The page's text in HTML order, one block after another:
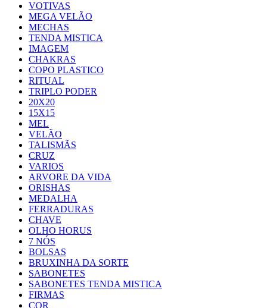
VOTIVAS
MEGA VELÃO
MECHAS
TENDA MISTICA
IMAGEM
CHAKRAS
COPO PLASTICO
RITUAL
TRIPLO PODER
20X20
15X15
MEL
VELÃO
TALISMÃS
CRUZ
VARIOS
ARVORE DA VIDA
ORISHAS
MEDALHA
FERRADURAS
CHAVE
OLHO HORUS
7 NÓS
BOLSAS
BRUXINHA DA SORTE
SABONETES
SABONETES TENDA MISTICA
FIRMAS
COR